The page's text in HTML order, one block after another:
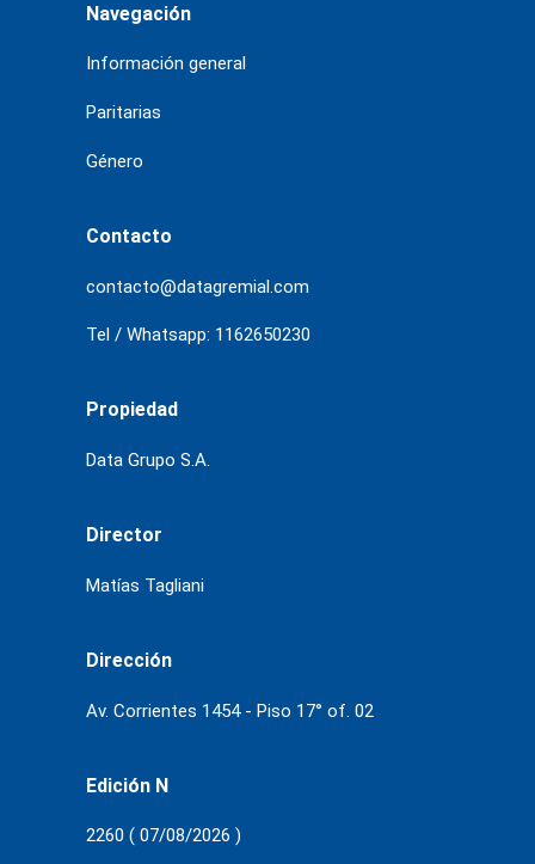
Navegación
Información general
Paritarias
Género
Contacto
contacto@datagremial.com
Tel / Whatsapp: 1162650230
Propiedad
Data Grupo S.A.
Director
Matías Tagliani
Dirección
Av. Corrientes 1454 - Piso 17° of. 02
Edición N
2260 ( 07/08/2026 )